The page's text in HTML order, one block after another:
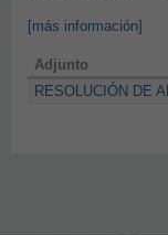
[más información]
Adjunto
RESOLUCIÓN DE